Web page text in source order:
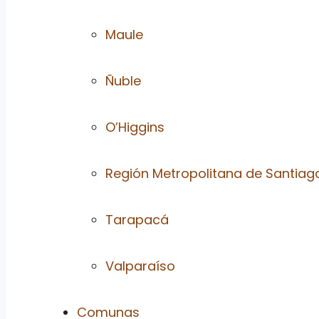
Maule
Ñuble
O’Higgins
Región Metropolitana de
Tarapacá
Valparaíso
Comunas